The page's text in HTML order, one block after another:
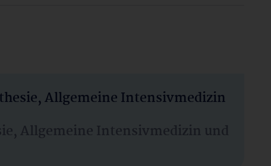
Allgemeine Intensivmedizin
Allgemeine Intensivmedizin und